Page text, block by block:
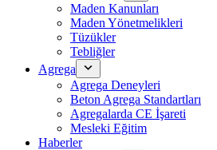
Maden Kanunları
Maden Yönetmelikleri
Tüzükler
Tebliğler
Agrega
Agrega Deneyleri
Beton Agrega Standartları
Agregalarda CE İşareti
Mesleki Eğitim
Haberler